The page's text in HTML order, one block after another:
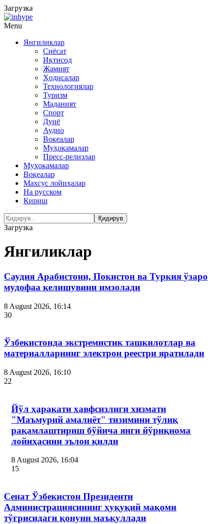
Загрузка
Menu
Янгиликлар
Сиёсат
Иқтисод
Жамият
Ҳодисалар
Технологиялар
Туризм
Маданият
Спорт
Дунё
Аудио
Воқеалар
Муҳокамалар
Пресс-релизлар
Муҳокамалар
Воқеалар
Махсус лойиҳалар
На русском
Кириш
Загрузка
Янгиликлар
Саудия Арабистони, Покистон ва Туркия ўзаро
мудофаа келишувини имзолади
8 August 2026, 16:14
30
Ўзбекистонда экстремистик ташкилотлар ва
материалларнинг электрон реестри яратилади
8 August 2026, 16:10
22
Йўл ҳаракати хавфсизлиги хизмати
"Маъмурий амалиёт" тизимини тўлиқ
рақамлаштириш бўйича янги йўриқнома
лойиҳасини эълон қилди
8 August 2026, 16:04
15
Сенат Ўзбекистон Президенти
Администрациясининг ҳуқуқий мақоми
тўғрисидаги қонунн маъқуллади